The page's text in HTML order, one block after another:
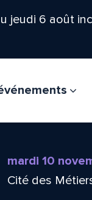
6 août
mardi 10
Cité des